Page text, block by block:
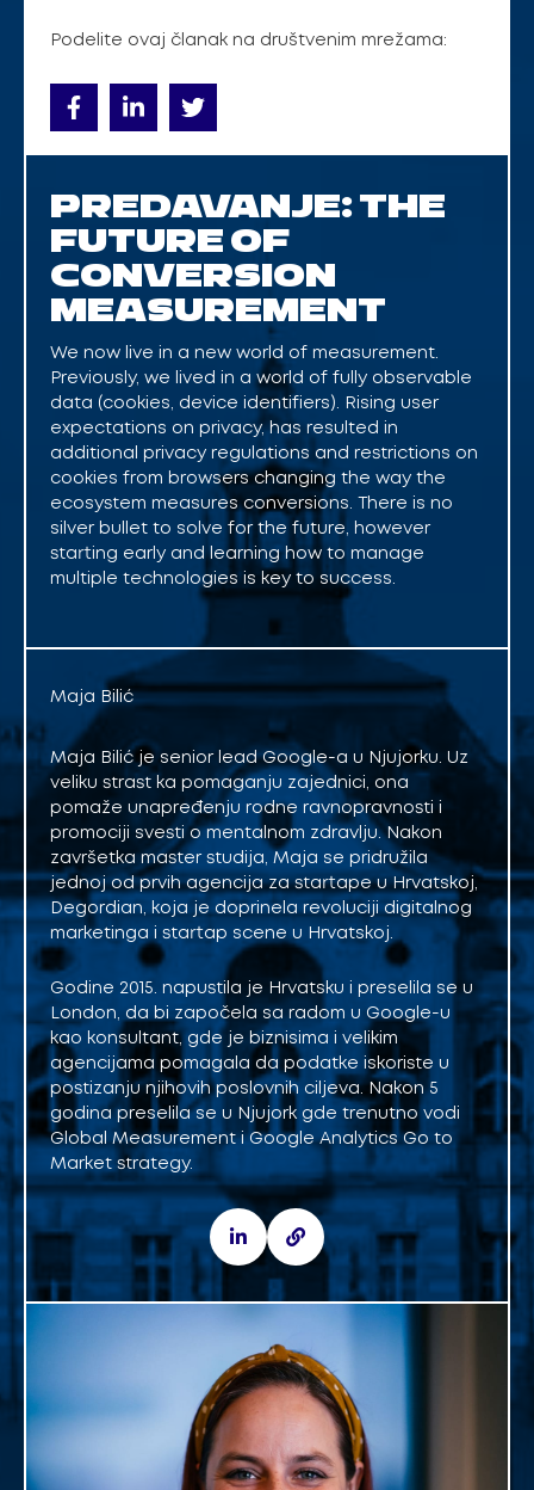
Podelite ovaj članak na društvenim mrežama:
PREDAVANJE: THE
FUTURE OF
CONVERSION
MEASUREMENT
We now live in a new world of measurement.
Previously, we lived in a world of fully observable
data (cookies, device identifiers). Rising user
expectations on privacy, has resulted in
additional privacy regulations and restrictions on
cookies from browsers changing the way the
ecosystem measures conversions. There is no
silver bullet to solve for the future, however
starting early and learning how to manage
multiple technologies is key to success.
Maja Bilić
Maja Bilić je senior lead Google-a u Njujorku. Uz
veliku strast ka pomaganju zajednici, ona
pomaže unapređenju rodne ravnopravnosti i
promociji svesti o mentalnom zdravlju. Nakon
završetka master studija, Maja se pridružila
jednoj od prvih agencija za startape u Hrvatskoj,
Degordian, koja je doprinela revoluciji digitalnog
marketinga i startap scene u Hrvatskoj.
Godine 2015. napustila je Hrvatsku i preselila se u
London, da bi započela sa radom u Google-u
kao konsultant, gde je biznisima i velikim
agencijama pomagala da podatke iskoriste u
postizanju njihovih poslovnih ciljeva. Nakon 5
godina preselila se u Njujork gde trenutno vodi
Global Measurement i Google Analytics Go to
Market strategy.